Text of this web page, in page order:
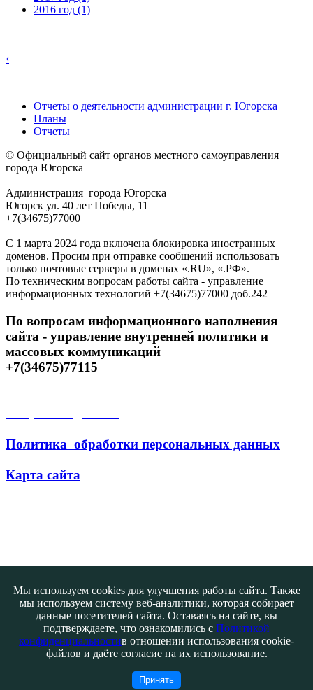
2016 год (1)
‹
Отчеты о деятельности администрации г. Югорска
Планы
Отчеты
© Официальный сайт органов местного самоуправления
города Югорска
Администрация города Югорска
Югорск ул. 40 лет Победы, 11
+7(34675)77000
С 1 марта 2024 года включена блокировка иностранных
доменов. Просим при отправке сообщений использовать
только почтовые серверы в доменах «.RU», «.РФ».
По техническим вопросам работы сайта - управление
информационных технологий +7(34675)77000 доб.242
По вопросам информационного наполнения
сайта - управление внутренней политики и
массовых коммуникаций
+7(34675)77115
Политика обработки персональных данных
Карта сайта
Контакты
Мы используем cookies для улучшения работы сайта. Также
мы используем систему веб-аналитики, которая собирает
данные посетителей сайта. Оставаясь на сайте, вы
подтверждаете, что ознакомились с Политикой
конфиденциальностив отношении использования cookie-
файлов и даёте согласие на их использование.
Принять